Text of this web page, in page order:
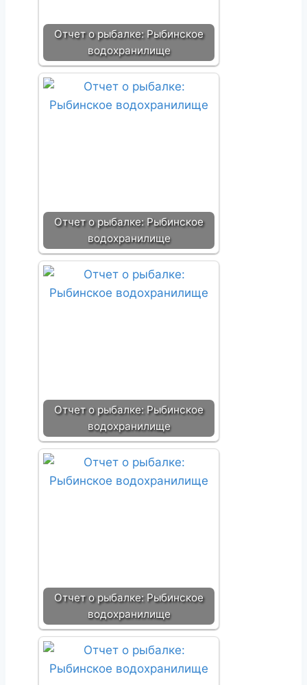
Отчет о рыбалке: Рыбинское
водохранилище
Отчет о рыбалке: Рыбинское
водохранилище
Отчет о рыбалке: Рыбинское
водохранилище
Отчет о рыбалке: Рыбинское
водохранилище